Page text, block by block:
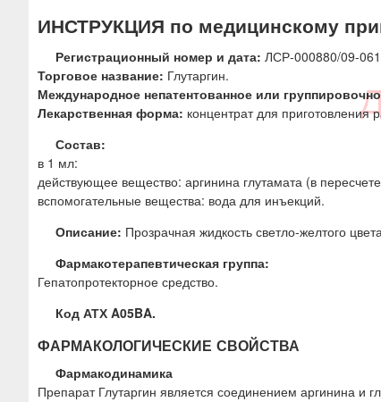
ИНСТРУКЦИЯ по медицинскому
Регистрационный номер и дата: ЛСР-000880/09-
Торговое название: Глутаргин.
Международное непатентованное или
Лекарственная форма: концентрат для приготовления
Состав:
в 1 мл:
действующее вещество: аргинина глутамата (в
вспомогательные вещества: вода для инъекций.
Описание: Прозрачная жидкость светло-желтого цвета
Фармакотерапевтическая группа:
Гепатопротекторное средство.
Код АТХ A05BA.
ФАРМАКОЛОГИЧЕСКИЕ СВОЙСТВА
Фармакодинамика
Препарат Глутаргин является соединением аргинина и